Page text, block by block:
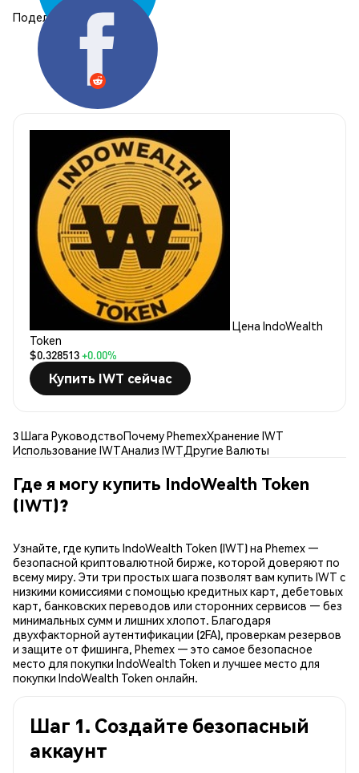
Поделиться:
Цена IndoWealth
Token
$0.328513+0.00%
Купить IWT сейчас
3 Шага РуководствоПочему PhemexХранение IWT
Использование IWTАнализ IWTДругие Валюты
Где я могу купить IndoWealth Token
(IWT)?
Узнайте, где купить IndoWealth Token (IWT) на Phemex —
безопасной криптовалютной бирже, которой доверяют по
всему миру. Эти три простых шага позволят вам купить IWT с
низкими комиссиями с помощью кредитных карт, дебетовых
карт, банковских переводов или сторонних сервисов — без
минимальных сумм и лишних хлопот. Благодаря
двухфакторной аутентификации (2FA), проверкам резервов
и защите от фишинга, Phemex — это самое безопасное
место для покупки IndoWealth Token и лучшее место для
покупки IndoWealth Token онлайн.
Шаг 1. Создайте безопасный
аккаунт